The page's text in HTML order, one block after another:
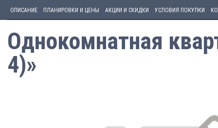
ОПИСАНИЕ ПЛАНИРОВКИ И ЦЕНЫ АКЦИИ И СКИДКИ УСЛОВИЯ ПОКУПКИ
Однокомнатная
4)»